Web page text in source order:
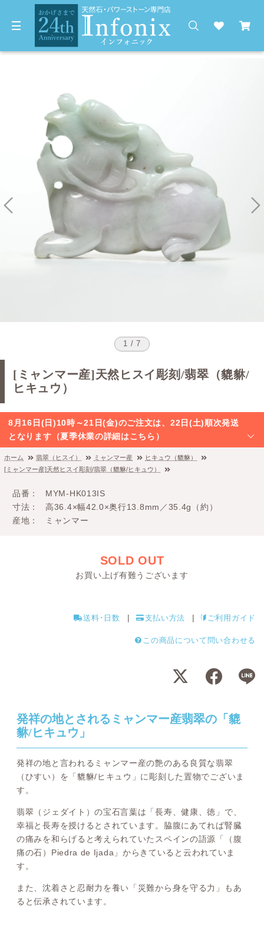
1 / 7
[ミャンマー産]天然ヒスイ彫刻/翡翠（貔貅/
ヒキュウ）
8月16日(日)10時～21日(金)のご注文は、22日(土)順次発送
となります（夏季休業の詳細はこちら）
ホーム 翡翠（ヒスイ） ミャンマー産
ヒキュウ（貔貅）
[ミャンマー産]天然ヒスイ彫刻/翡翠（貔貅/ヒキュウ）
品番
MYM-HK013IS
寸法
高36.4×幅42.0×奥行13.8mm／35.4g（約）
産地
ミャンマー
SOLD OUT
お買い上げ有難うございます
送料･日数 支払い方法 ご利用ガイド
この商品について問い合わせる
発祥の地とされるミャンマー産翡翠の「貔
貅/ヒキュウ」
発祥の地と言われるミャンマー産の艶のある良質な翡翠
（ひすい）を「貔貅/ヒキュウ」に彫刻した置物でございま
す。
翡翠（ジェダイト）の宝石言葉は「長寿、健康、徳」で、
幸福と長寿を授けるとされています。脇腹にあてれば腎臓
の痛みを和らげると考えられていたスペインの語源「（腹
痛の石）Piedra de Ijada」からきていると云われていま
す。
また、沈着さと忍耐力を養い「災難から身を守る力」もあ
ると伝承されています。